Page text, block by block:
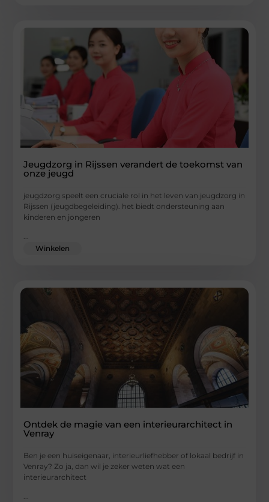
Jeugdzorg in Rijssen verandert de toekomst van
onze jeugd
jeugdzorg speelt een cruciale rol in het leven van jeugdzorg in
Rijssen (jeugdbegeleiding). het biedt ondersteuning aan
kinderen en jongeren
...
Winkelen
Ontdek de magie van een interieurarchitect in
Venray
Ben je een huiseigenaar, interieurliefhebber of lokaal bedrijf in
Venray? Zo ja, dan wil je zeker weten wat een
interieurarchitect
...